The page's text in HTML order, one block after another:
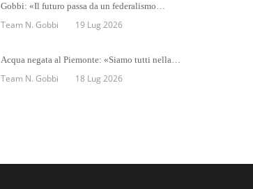
Gobbi: «Il futuro passa da un federalismo…
Team N. Gobbi 19 Lug 2026
Acqua negata al Piemonte: «Siamo tutti nella…
Team N. Gobbi 18 Lug 2026